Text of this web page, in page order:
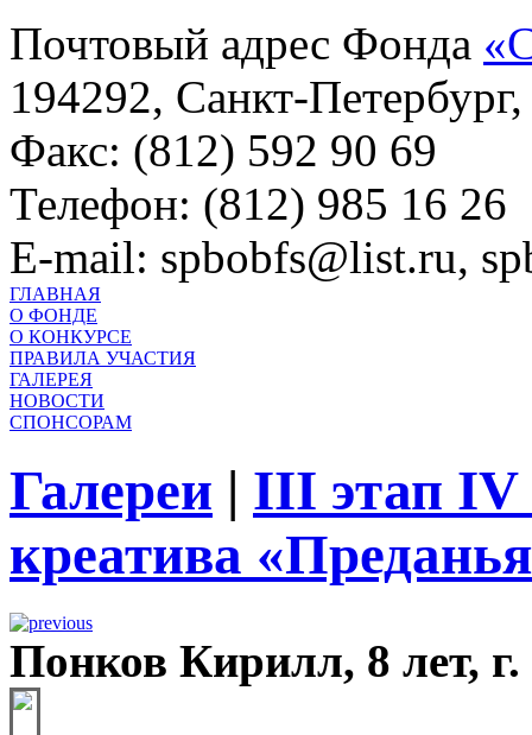
Почтовый адрес Фонда
194292, Санкт-
Факс: (812) 592 90 69
Телефон: (812) 985 16 26
E-mail: spbobfs@list.ru,
ГЛАВНАЯ
О ФОНДЕ
О КОНКУРСЕ
ПРАВИЛА УЧАСТИЯ
ГАЛЕРЕЯ
НОВОСТИ
СПОНСОРАМ
Галереи | III этап IV
креатива
Понков Кирилл, 8 лет,